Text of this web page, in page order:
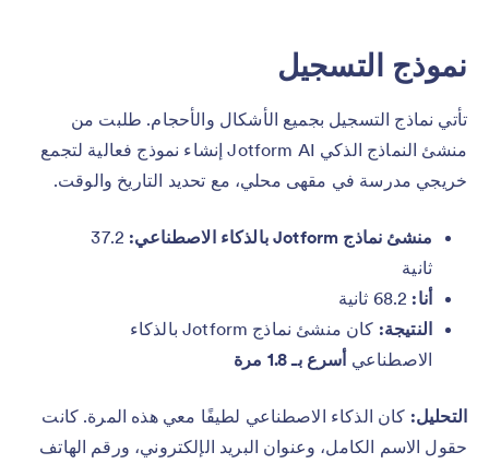
نموذج التسجيل
تأتي نماذج التسجيل بجميع الأشكال والأحجام. طلبت من
منشئ النماذج الذكي Jotform AI إنشاء نموذج فعالية لتجمع
خريجي مدرسة في مقهى محلي، مع تحديد التاريخ والوقت.
منشئ نماذج Jotform بالذكاء الاصطناعي:
37.2
ثانية
أنا:
النتيجة:
كان منشئ نماذج Jotform بالذكاء
الاصطناعيأسرع بـ 1.8 مرة
التحليل: كان الذكاء الاصطناعي لطيفًا معي هذه المرة. كانت
حقول الاسم الكامل، وعنوان البريد الإلكتروني، ورقم الهاتف